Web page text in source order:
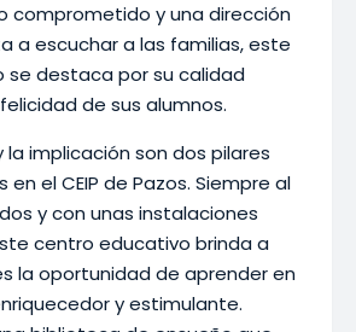
comprometido y una dirección
a escuchar a las familias, este
se destaca por su calidad
de sus alumnos.
la implicación son dos pilares
el CEIP de Pazos. Siempre al
y con unas instalaciones
centro educativo brinda a
la oportunidad de aprender en
y estimulante.